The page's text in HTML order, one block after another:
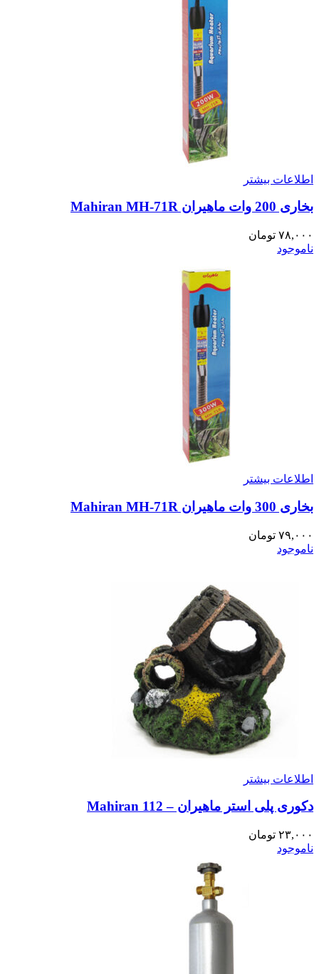
اطلاعات بیشتر
بخاری 200 وات ماهیران Mahiran MH-71R
۷۸,۰۰۰ تومان
ناموجود
اطلاعات بیشتر
بخاری 300 وات ماهیران Mahiran MH-71R
۷۹,۰۰۰ تومان
ناموجود
اطلاعات بیشتر
دکوری پلی استر ماهیران – Mahiran 112
۲۳,۰۰۰ تومان
ناموجود